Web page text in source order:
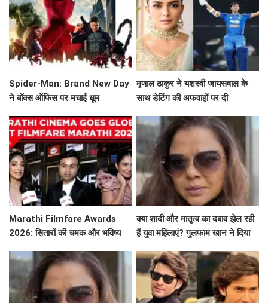
Spider-Man: Brand New Day
ने बॉक्स ऑफिस पर मचाई धूम
मृणाल ठाकुर ने यशस्वी जायसवाल के
साथ डेटिंग की अफवाहों पर दी
Marathi Filmfare Awards
2026: सितारों की चमक और भविष्य
क्या शादी और मातृत्व का दबाव झेल रही
हैं युवा महिलाएं? गुलफाम खान ने दिया